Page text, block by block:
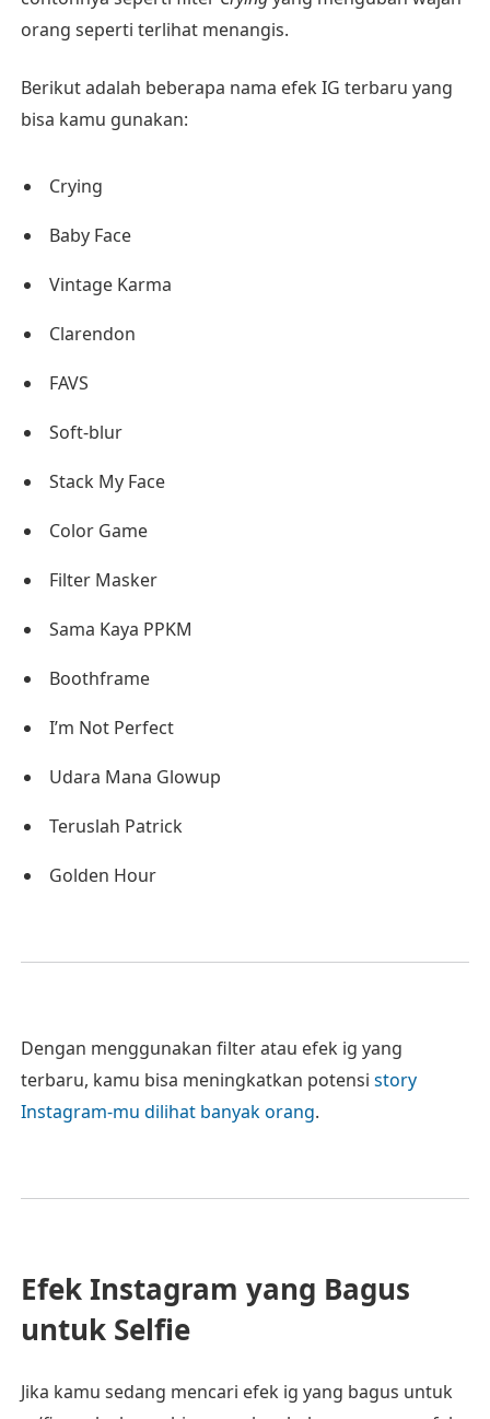
orang seperti terlihat menangis.
Berikut adalah beberapa nama efek IG terbaru yang
bisa kamu gunakan:
Crying
Baby Face
Vintage Karma
Clarendon
FAVS
Soft-blur
Stack My Face
Color Game
Filter Masker
Sama Kaya PPKM
Boothframe
I’m Not Perfect
Udara Mana Glowup
Teruslah Patrick
Golden Hour
Dengan menggunakan filter atau efek ig yang
terbaru, kamu bisa meningkatkan potensi story
Instagram-mu dilihat banyak orang.
Efek Instagram yang Bagus
untuk Selfie
Jika kamu sedang mencari efek ig yang bagus untuk